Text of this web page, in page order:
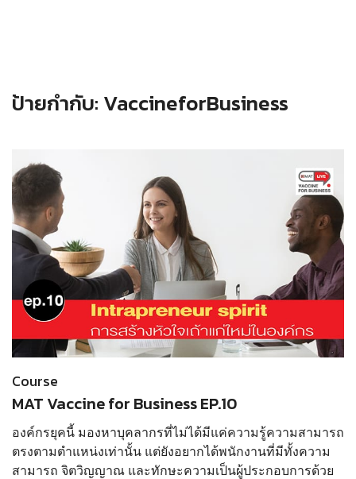
ป้ายกำกับ: VaccineforBusiness
Read more
Course
MAT Vaccine for Business EP.10
องค์กรยุคนี้ มองหาบุคลากรที่ไม่ได้มีแค่ความรู้ความสามารถ
ตรงตามตำแหน่งเท่านั้น แต่ยังอยากได้พนักงานที่มีทั้งความ
สามารถ จิตวิญญาณ และทักษะความเป็นผู้ประกอบการด้วย